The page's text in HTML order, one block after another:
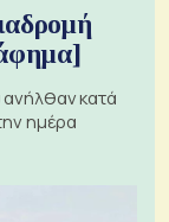
κατά
ημέρα